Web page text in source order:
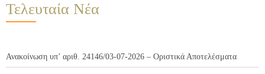
Τελευταία Νέα
Ανακοίνωση υπ’ αριθ. 24146/03-07-2026 – Οριστικά Αποτελέσματα